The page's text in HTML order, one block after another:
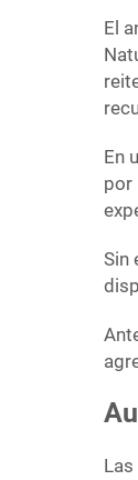
El
En
por
Sin